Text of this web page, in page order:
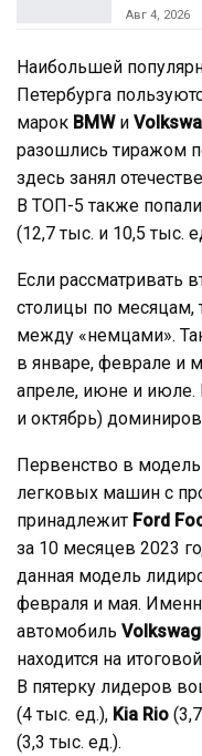
Авг 4, 2026
Наибольшей
Петербурга
марок BMW и
разошлись тиражом
здесь занял
В ТОП-5 также
(12,7 тыс. и 10,5 тыс.
Если рассматривать
столицы по месяцам,
между «немцами».
в январе, феврале и
апреле, июне и июле.
и октябрь)
Первенство в
легковых машин c
принадлежит Ford
за 10 месяцев 2023
данная модель
февраля и мая.
автомобиль
находится на
В пятерку лидеров
(4 тыс. ед.), Kia Rio
(3,3 тыс. ед.).